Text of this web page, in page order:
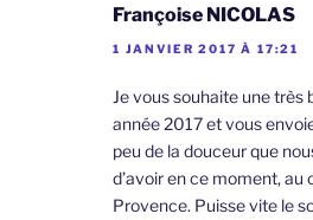
Françoise NICOLAS
1 JANVIER 2017 À 17:21
Je vous souhaite une très
année 2017 et vous
peu de la douceur que
d’avoir en ce moment, au
Provence. Puisse vite le